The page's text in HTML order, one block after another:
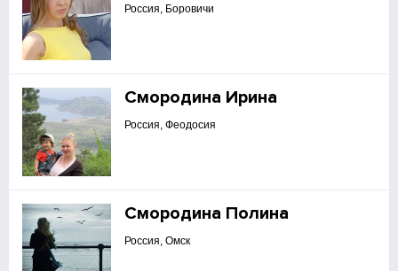
Россия, Боровичи
Смородина Ирина
Россия, Феодосия
Смородина Полина
Россия, Омск